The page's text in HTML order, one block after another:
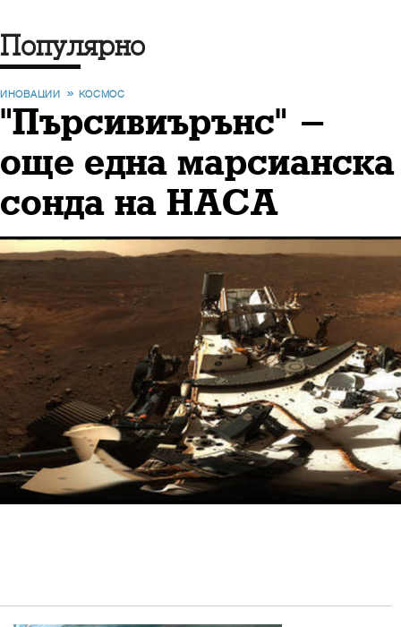
Популярно
ИНОВАЦИИ КОСМОС
"Пърсивиърънс" -
още една марсианска
сонда на НАСА